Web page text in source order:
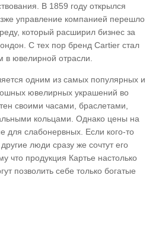
В 1859 году открылся
управление компанией перешло
который расширил бизнес за
С тех пор бренд Cartier стал
ювелирной отрасли.
одним из самых популярных и
ювелирных украшений во
своими часами, браслетами,
кольцами. Однако цены на
для слабонервных. Если кого-то
люди сразу же сочтут его
что продукция Картье настолько
позволить себе только богатые